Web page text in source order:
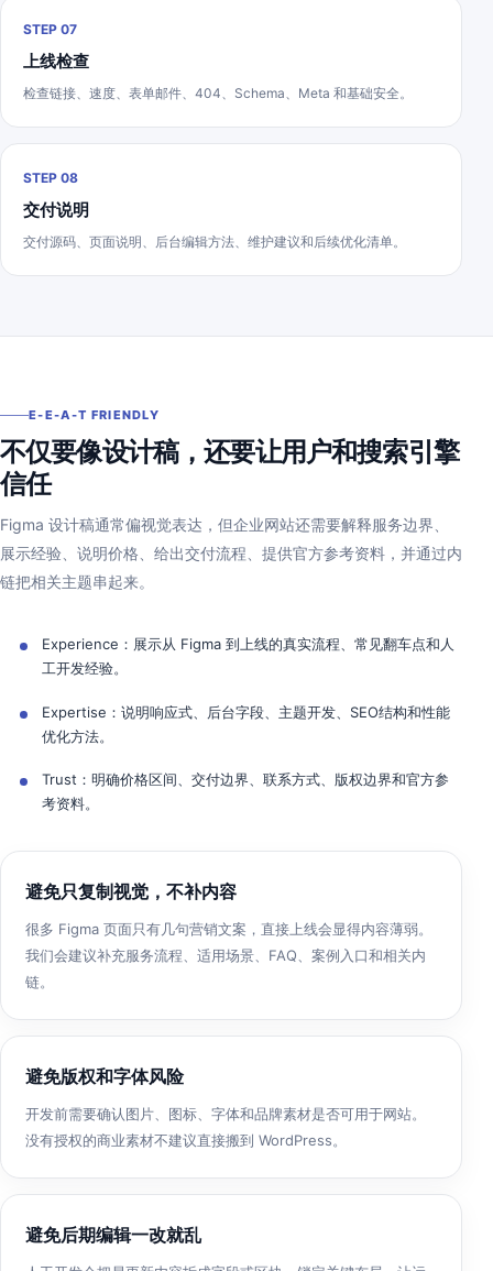
STEP 07
上线检查
检查链接、速度、表单邮件、404、Schema、Meta 和基础安全。
STEP 08
交付说明
交付源码、页面说明、后台编辑方法、维护建议和后续优化清单。
E-E-A-T FRIENDLY
不仅要像设计稿，还要让用户和搜索引擎
信任
Figma 设计稿通常偏视觉表达，但企业网站还需要解释服务边界、
展示经验、说明价格、给出交付流程、提供官方参考资料，并通过内
链把相关主题串起来。
Experience：展示从 Figma 到上线的真实流程、常见翻车点和人
工开发经验。
Expertise：说明响应式、后台字段、主题开发、SEO结构和性能
优化方法。
Trust：明确价格区间、交付边界、联系方式、版权边界和官方参
考资料。
避免只复制视觉，不补内容
很多 Figma 页面只有几句营销文案，直接上线会显得内容薄弱。
我们会建议补充服务流程、适用场景、FAQ、案例入口和相关内
链。
避免版权和字体风险
开发前需要确认图片、图标、字体和品牌素材是否可用于网站。
没有授权的商业素材不建议直接搬到 WordPress。
避免后期编辑一改就乱